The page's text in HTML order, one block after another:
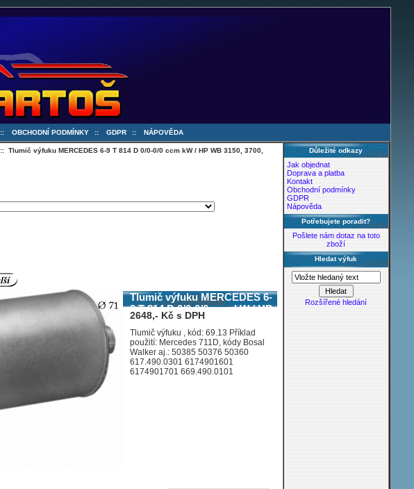
:: OBCHODNÍ PODMÍNKY :: GDPR :: NÁPOVĚDA
:: Tlumič výfuku MERCEDES 6-9 T 814 D 0/0-0/0 ccm kW / HP WB 3150, 3700,
Tlumič výfuku MERCEDES 6-
9 T 814 D 0/0-0/0 ccm kW / HP
WB 3150, 3700, 4250
2648,- Kč s DPH
Tlumič výfuku , kód: 69.13 Příklad
použití: Mercedes 711D, kódy Bosal
Walker aj.: 50385 50376 50360
617.490.0301 6174901601
6174901701 669.490.0101
Důležité odkazy
Jak objednat
Doprava a platba
Kontakt
Obchodní podmínky
GDPR
Nápověda
Potřebujete poradit?
Pošlete nám dotaz na toto
zboží
Hledat výfuk
Rozšířené hledání